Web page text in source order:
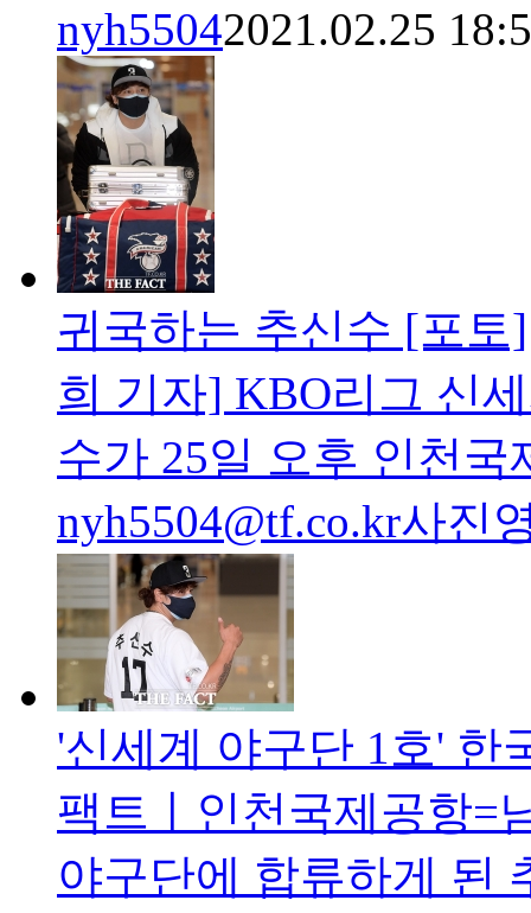
nyh55042021.02.25
귀국하는 추신수 [포토]
희 기자] KBO리그 신
수가 25일 오후 인천
nyh5504@tf.co.kr사진
'신세계 야구단 1호' 한
팩트ㅣ인천국제공항=
야구단에 합류하게 된